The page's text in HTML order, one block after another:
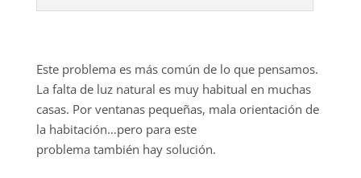
Este problema es más común de lo que pensamos.
La falta de luz natural es muy habitual en muchas
casas. Por ventanas pequeñas, mala orientación de
la habitación…pero para este
problema también hay solución.